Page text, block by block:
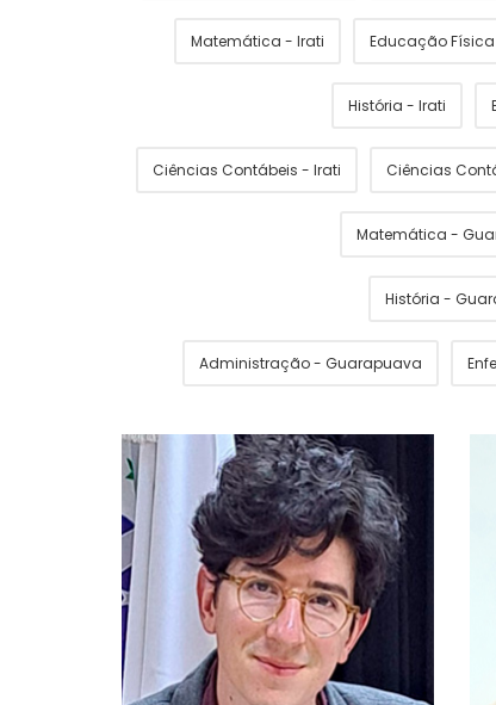
Matemática - Irati Educação
História - Irati
Ciências Contábeis - Irati Ciências
Matemática -
História -
Administração - Guarapuava